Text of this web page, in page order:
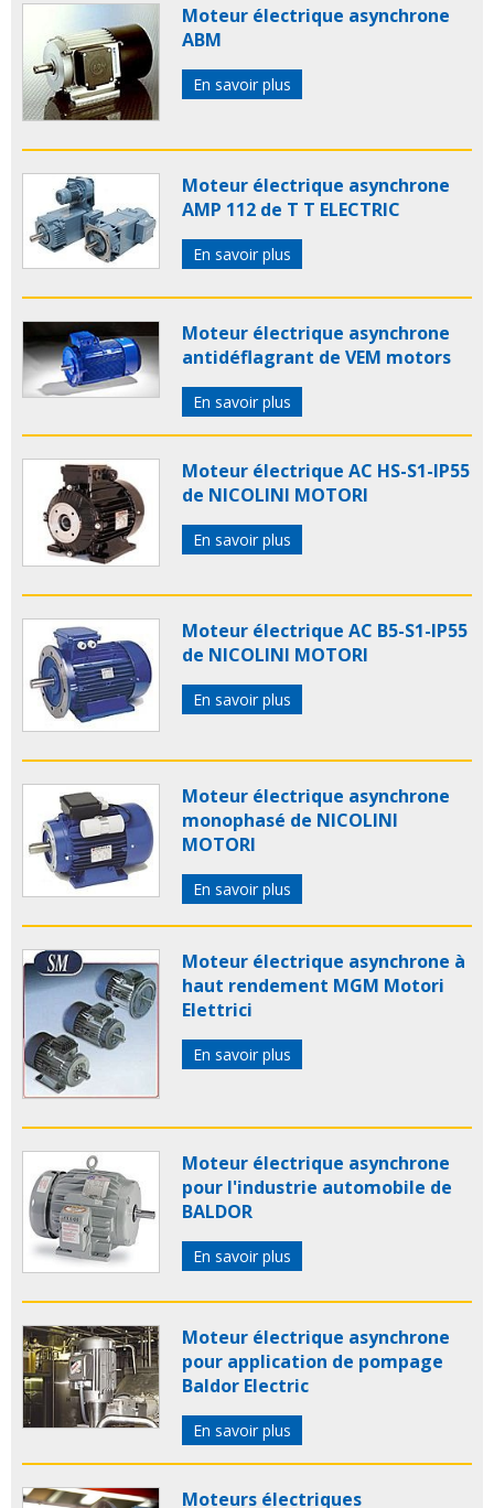
Moteur électrique asynchrone
ABM
En savoir plus
Moteur électrique asynchrone
AMP 112 de T T ELECTRIC
En savoir plus
Moteur électrique asynchrone
antidéflagrant de VEM motors
En savoir plus
Moteur électrique AC HS-S1-IP55
de NICOLINI MOTORI
En savoir plus
Moteur électrique AC B5-S1-IP55
de NICOLINI MOTORI
En savoir plus
Moteur électrique asynchrone
monophasé de NICOLINI
MOTORI
En savoir plus
Moteur électrique asynchrone à
haut rendement MGM Motori
Elettrici
En savoir plus
Moteur électrique asynchrone
pour l'industrie automobile de
BALDOR
En savoir plus
Moteur électrique asynchrone
pour application de pompage
Baldor Electric
En savoir plus
Moteurs électriques